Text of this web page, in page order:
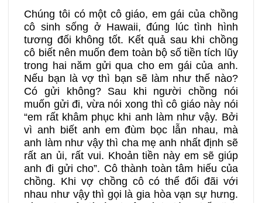
Chúng tôi có một cô giáo, em gái của chồng
cô sinh sống ở Hawaii, đúng lúc tình hình
tương đối không tốt. Kết quả sau khi chồng
cô biết nên muốn đem toàn bộ số tiền tích lũy
trong hai năm gửi qua cho em gái của anh.
Nếu bạn là vợ thì bạn sẽ làm như thế nào?
Có gửi không? Sau khi người chồng nói
muốn gửi đi, vừa nói xong thì cô giáo này nói
“em rất khâm phục khi anh làm như vậy. Bởi
vì anh biết anh em đùm bọc lẫn nhau, mà
anh làm như vậy thì cha mẹ anh nhất định sẽ
rất an ủi, rất vui. Khoản tiền này em sẽ giúp
anh đi gửi cho”. Cô thành toàn tâm hiếu của
chồng. Khi vợ chồng cô có thể đối đãi với
nhau như vậy thì gọi là gia hòa vạn sự hưng.